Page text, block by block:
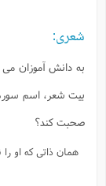
شعرى:
به دانش آموزان مى
بيت شعر، اسم سوره
صحبت كند؟
همان ذاتى كه او را